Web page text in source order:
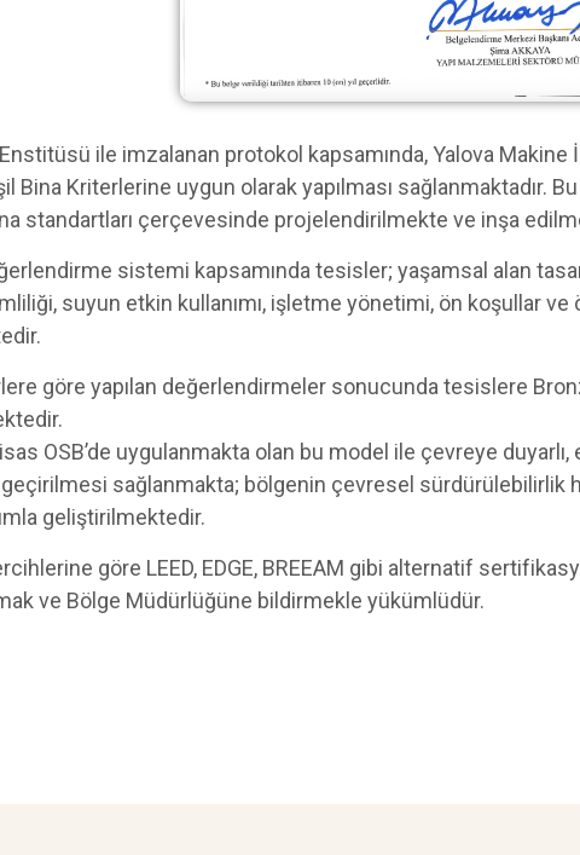
ile imzalanan protokol kapsamında, Yalova
Bina Kriterlerine uygun olarak yapılması sağlanmaktadır.
standartları çerçevesinde projelendirilmekte ve inşa
sistemi kapsamında tesisler; yaşamsal alan
suyun etkin kullanımı, işletme yönetimi, ön koşullar ve
göre yapılan değerlendirmeler sonucunda tesislere
OSB’de uygulanmakta olan bu model ile çevreye
geçirilmesi sağlanmakta; bölgenin çevresel
geliştirilmektedir.
tercihlerine göre LEED, EDGE, BREEAM gibi alternatif
ve Bölge Müdürlüğüne bildirmekle yükümlüdür.